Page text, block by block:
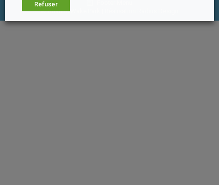
© Atlantic Wake Park | Réalisation
Refuser